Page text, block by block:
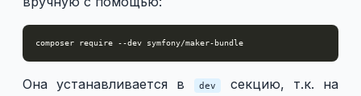
Она устанавливается в dev
секцию, т.к. на